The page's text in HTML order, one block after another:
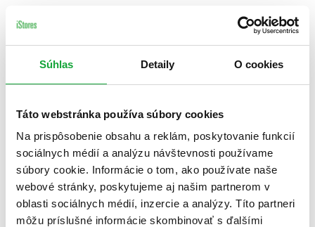
Súhlas Detaily O cookies
Táto webstránka používa súbory cookies
Na prispôsobenie obsahu a reklám, poskytovanie funkcií
sociálnych médií a analýzu návštevnosti používame
súbory cookie. Informácie o tom, ako používate naše
webové stránky, poskytujeme aj našim partnerom v
oblasti sociálnych médií, inzercie a analýzy. Títo partneri
môžu príslušné informácie skombinovať s ďalšími